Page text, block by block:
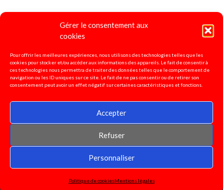
Gérer le consentement aux
cookies
Pour offrir les meilleures expériences, nous utilisons des technologies telles que les
cookies pour stocker et/ou accéder aux informations des appareils. Le fait de consentir à
ces technologies nous permettra de traiter des données telles que le comportement de
navigation ou les ID uniques sur ce site. Le fait de ne pas consentir ou de retirer son
consentement peut avoir un effet négatif sur certaines caractéristiques et fonctions.
Accepter
Refuser
Personnaliser
Politique de cookiesMentions légales
4 pages spécial "Ecole Inclusive"2020